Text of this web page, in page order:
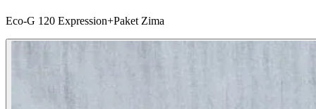
Eco-G 120 Expression+Paket Zima